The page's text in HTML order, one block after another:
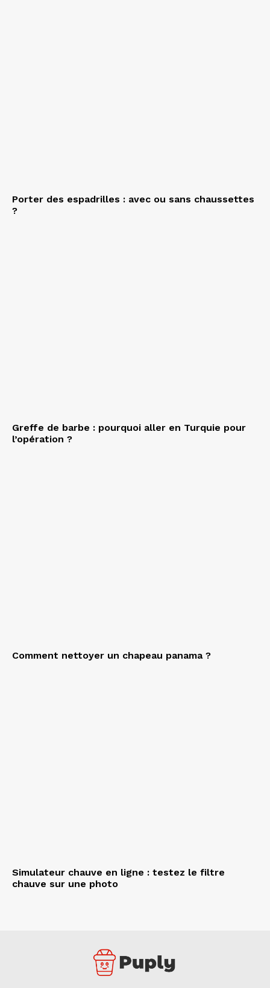
Porter des espadrilles : avec ou sans chaussettes
?
Greffe de barbe : pourquoi aller en Turquie pour
l’opération ?
Comment nettoyer un chapeau panama ?
Simulateur chauve en ligne : testez le filtre
chauve sur une photo